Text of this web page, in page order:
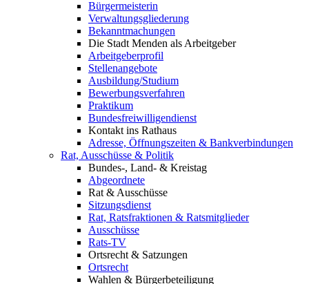
Bürgermeisterin
Verwaltungsgliederung
Bekanntmachungen
Die Stadt Menden als Arbeitgeber
Arbeitgeberprofil
Stellenangebote
Ausbildung/Studium
Bewerbungsverfahren
Praktikum
Bundesfreiwilligendienst
Kontakt ins Rathaus
Adresse, Öffnungszeiten & Bankverbindungen
Rat, Ausschüsse & Politik
Bundes-, Land- & Kreistag
Abgeordnete
Rat & Ausschüsse
Sitzungsdienst
Rat, Ratsfraktionen & Ratsmitglieder
Ausschüsse
Rats-TV
Ortsrecht & Satzungen
Ortsrecht
Wahlen & Bürgerbeteiligung